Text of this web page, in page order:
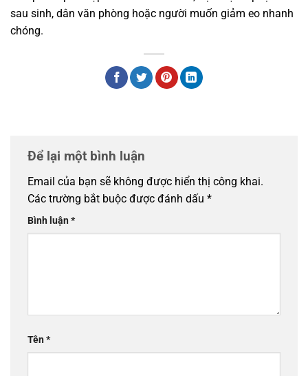
sau sinh, dân văn phòng hoặc người muốn giảm eo nhanh
chóng.
Để lại một bình luận
Email của bạn sẽ không được hiển thị công khai.
Các trường bắt buộc được đánh dấu *
Bình luận*
Tên*